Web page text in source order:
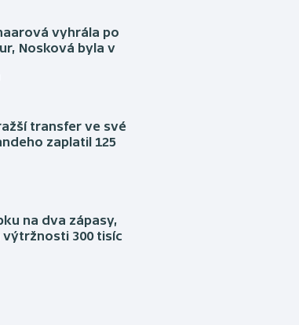
vyhrála po
Nosková byla v
transfer ve své
zaplatil 125
na dva zápasy,
výtržnosti 300 tisíc